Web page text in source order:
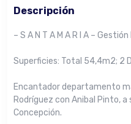
Descripción
– S A N T A M A R I A –
Superficies: Total 54,4m2; 2
Encantador departamento
Rodríguez con Anibal Pinto,
Concepción.